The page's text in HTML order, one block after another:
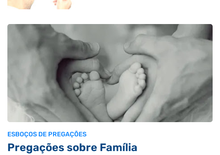
ESBOÇOS DE PREGAÇÕES
Pregações sobre Família